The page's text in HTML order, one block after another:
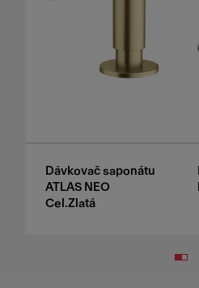
Dávkovač saponátu
ATLAS NEO
Cel.Zlatá